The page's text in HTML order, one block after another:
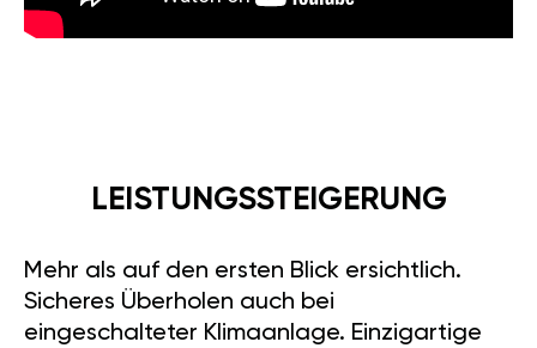
LEISTUNGSSTEIGERUNG
Mehr als auf den ersten Blick ersichtlich.
Sicheres Überholen auch bei
eingeschalteter Klimaanlage. Einzigartige